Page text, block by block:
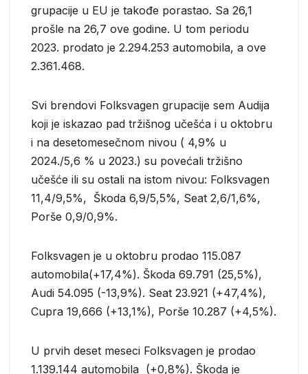
grupacije u EU je takođe porastao. Sa 26,1
prošle na 26,7 ove godine. U tom periodu
2023. prodato je 2.294.253 automobila, a ove
2.361.468.
Svi brendovi Folksvagen grupacije sem Audija
koji je iskazao pad tržišnog učešća i u oktobru
i na desetomesečnom nivou ( 4,9% u
2024./5,6 % u 2023.) su povećali tržišno
učešće ili su ostali na istom nivou: Folksvagen
11,4/9,5%, Škoda 6,9/5,5%, Seat 2,6/1,6%,
Porše 0,9/0,9%.
Folksvagen je u oktobru prodao 115.087
automobila(+17,4%). Škoda 69.791 (25,5%),
Audi 54.095 (-13,9%). Seat 23.921 (+47,4%),
Cupra 19,666 (+13,1%), Porše 10.287 (+4,5%).
U prvih deset meseci Folksvagen je prodao
1.139.144 automobila (+0,8%). Škoda je